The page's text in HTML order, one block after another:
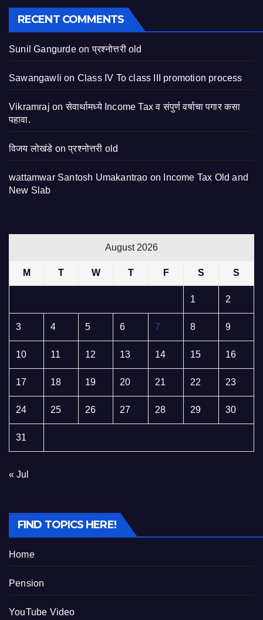
RECENT COMMENTS
Sunil Gangurdeonप्रश्नोत्तरी old
Sawangawli on Class IV To class III promotion process
Vikramraj onसेवार्थामध्ये Income Tax व संपुर्ण वर्षाचा पगार कसा
पहावा.
विजय लोखंडे onप्रश्नोत्तरी old
wattamwar Santosh Umakantrao on
Income Tax Old and
New Slab
August 2026
M T W T F S S
1 2
3 4 5 6 7 8 9
10 11 12 13 14 15 16
17 18 19 20 21 22 23
24 25 26 27 28 29 30
31
« Jul
FIND TOPICS HERE!
Home
Pension
YouTube Video